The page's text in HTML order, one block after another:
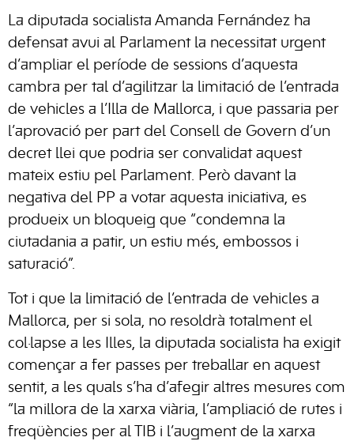
La diputada socialista Amanda Fernández ha
defensat avui al Parlament la necessitat urgent
d’ampliar el període de sessions d’aquesta
cambra per tal d’agilitzar la limitació de l’entrada
de vehicles a l’Illa de Mallorca, i que passaria per
l’aprovació per part del Consell de Govern d’un
decret llei que podria ser convalidat aquest
mateix estiu pel Parlament. Però davant la
negativa del PP a votar aquesta iniciativa, es
produeix un bloqueig que “condemna la
ciutadania a patir, un estiu més, embossos i
saturació”.
Tot i que la limitació de l’entrada de vehicles a
Mallorca, per si sola, no resoldrà totalment el
col·lapse a les Illes, la diputada socialista ha exigit
començar a fer passes per treballar en aquest
sentit, a les quals s’ha d’afegir altres mesures com
“la millora de la xarxa viària, l’ampliació de rutes i
freqüències per al TIB i l’augment de la xarxa